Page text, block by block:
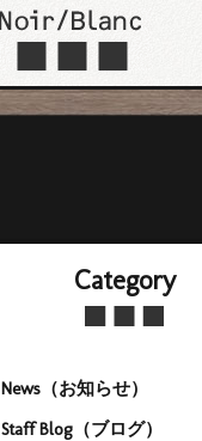
Category
News（お知らせ）
Staff Blog（ブログ）